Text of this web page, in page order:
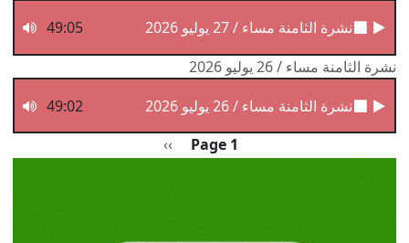
نشرة الثامنة مساء / 27 يوليو 2026
49:05
نشرة الثامنة مساء / 26 يوليو 2026
نشرة الثامنة مساء / 26 يوليو 2026
49:02
Page 1 الصفحة التالية
››